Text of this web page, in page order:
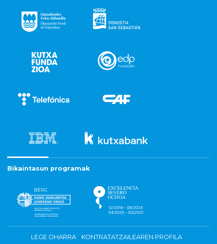
Bikaintasun programak
LEGE OHARRA
KONTRATATZAILEAREN PROFILA